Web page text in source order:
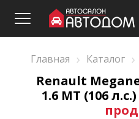
Главная › Каталог ›
Renault
1.6 MT (106 л.с.)